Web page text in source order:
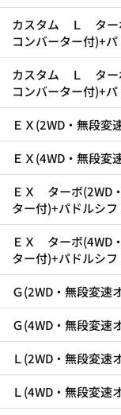
カスタム Ｌ ター
コンバーター付)+
カスタム Ｌ ター
コンバーター付)+
ＥＸ(2WD・無段変
ＥＸ(4WD・無段変
ＥＸ ターボ(2WD
ター付)+パドルシフ
ＥＸ ターボ(4WD
ター付)+パドルシフ
Ｇ(2WD・無段変速
Ｇ(4WD・無段変速
Ｌ(2WD・無段変速
Ｌ(4WD・無段変速